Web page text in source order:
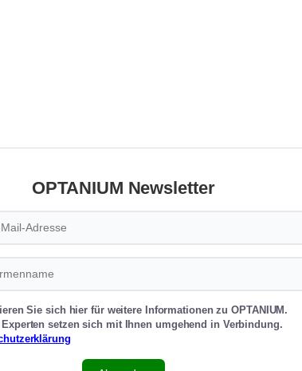
OPTANIUM Newsletter
Sie sich hier für weitere Informationen zu OPTANIUM.
Experten setzen sich mit Ihnen umgehend in Verbindung.